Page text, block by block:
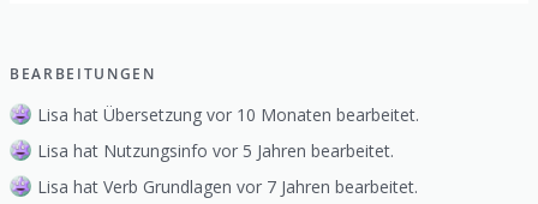
BEARBEITUNGEN
Lisa hat Übersetzung vor 10 Monaten bearbeitet.
Lisa hat Nutzungsinfo vor 5 Jahren bearbeitet.
Lisa hat Verb Grundlagen vor 7 Jahren bearbeitet.